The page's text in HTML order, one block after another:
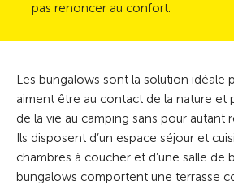
pas renoncer au confort.
Les bungalows sont la solution idéale
aiment être au contact de la nature et
de la vie au camping sans pour autant
Ils disposent d’un espace séjour et
chambres à coucher et d’une salle de
bungalows comportent une terrasse